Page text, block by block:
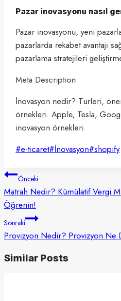
Pazar inovasyonu nasıl
Pazar inovasyonu, yeni
pazarlarda rekabet avantajı
pazarlama stratejileri
Meta Description
İnovasyon nedir? Türleri,
örnekleri. Apple, Tesla,
inovasyon örnekleri.
Post
#e-ticaret#İnovasyon#shopify
Yazı
gezinmesi
Önceki
Matrah Nedir? Kümülatif Vergi
Öğrenin!
Sonraki
Provizyon Nedir? Provizyon Ne
Similar Posts